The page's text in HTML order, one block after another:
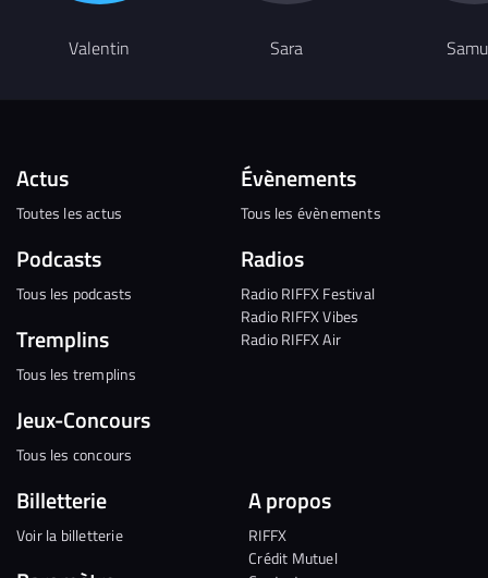
Valentin Sara
Actus
Toutes les actus
Podcasts
Tous les podcasts
Tremplins
Tous les tremplins
Jeux-Concours
Tous les concours
Évènements
Tous les évènements
Radios
Radio RIFFX Festival
Radio RIFFX Vibes
Radio RIFFX Air
Billetterie
Voir la billetterie
A propos
RIFFX
Crédit Mutuel